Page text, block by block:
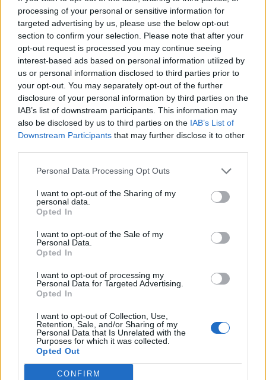
processing of your personal or sensitive information for
targeted advertising by us, please use the below opt-out
section to confirm your selection. Please note that after your
opt-out request is processed you may continue seeing
interest-based ads based on personal information utilized by
us or personal information disclosed to third parties prior to
your opt-out. You may separately opt-out of the further
disclosure of your personal information by third parties on the
IAB’s list of downstream participants. This information may
also be disclosed by us to third parties on the IAB’s List of
Downstream Participants that may further disclose it to other
Personal Data Processing Opt Outs
I want to opt-out of the Sharing of my
personal data.
Opted In
I want to opt-out of the Sale of my
Personal Data.
Opted In
I want to opt-out of processing my
Personal Data for Targeted Advertising.
Opted In
I want to opt-out of Collection, Use,
Retention, Sale, and/or Sharing of my
Personal Data that Is Unrelated with the
Purposes for which it was collected.
Opted Out
CONFIRM
Rendkívül izgalmasan telik egyelőre a nap a
magyar tőzsdén: a forint erősödésének és a célár-
emelésnek köszönhetően remekül teljesít az OTP
részvénye és így karnyújtásnyira került a
történelmi rekorddöntés a nagybanknál, miközben
a Magyar Telekom is ralizik, új csúcsot ért el az
árfolyam. De még csak nem is ezek a
legizgalmasabb sztorik, a NUTEX ugyanis
részvényenként 25 forintos osztalékkifizetésre
tett javaslatot a még idén megrendezésre kerülő
közgyűlésére, a hír hatására pedig felrobbant az
Államokban inkább rossz a hangulat. Holnap
tartjuk klubunkat, amelynek témája lesz a
befektetések várható alakulása is. Jelentkezz
még ma!
2024. december 09. 22:08 Megosztás Mínuszban zárt
Amerika Bitcoin árfolyamának alakulása Forrás: Portfolio-
Teletrader Kft. Részvénykereskedés, hosszabb távú
befektetési portfóliók vagy nyugdíjportfóliók kialakítása a
Portfolio Trader segítségével....
KEDVES OLVASÓNK!